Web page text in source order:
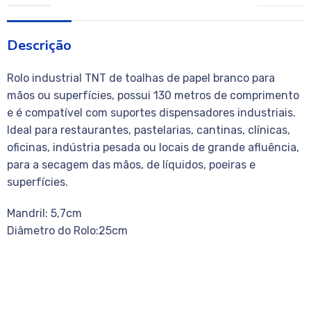
Descrição
Rolo industrial TNT de toalhas de papel branco para
mãos ou superfícies, possui 130 metros de comprimento
e é compatível com suportes dispensadores industriais.
Ideal para restaurantes, pastelarias, cantinas, clínicas,
oficinas, indústria pesada ou locais de grande afluência,
para a secagem das mãos, de líquidos, poeiras e
superfícies.
Mandril: 5,7cm
Diâmetro do Rolo:25cm